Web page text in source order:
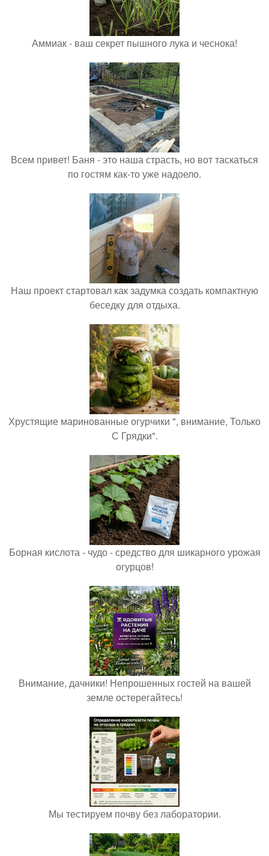
Аммиак - ваш секрет пышного лука и чеснока!
Всем привет! Баня - это наша страсть, но вот таскаться
по гостям как-то уже надоело.
Наш проект стартовал как задумка создать компактную
беседку для отдыха.
Хрустящие маринованные огурчики ", внимание, Только
С Грядки".
Борная кислота - чудо - средство для шикарного урожая
огурцов!
Внимание, дачники! Непрошенных гостей на вашей
земле остерегайтесь!
Мы тестируем почву без лаборатории.